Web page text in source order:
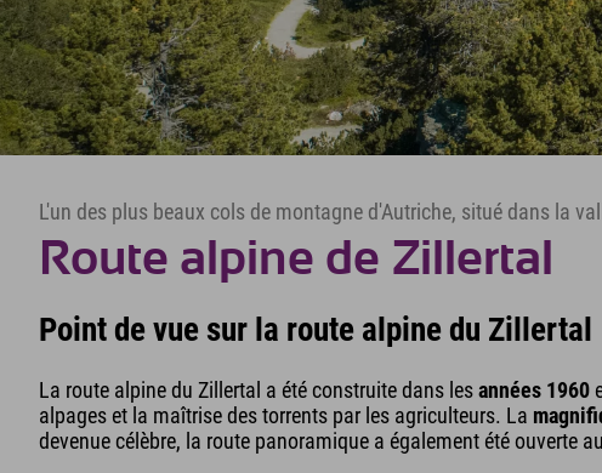
L'un des plus beaux cols de montagne d'Autriche, situé dans la
Route alpine de Zillertal
Point de vue sur la route alpine du Zillertal
La route alpine du Zillertal a été construite dans lesannées 1960
alpages et la maîtrise des torrents par les agriculteurs. La
devenue célèbre, la route panoramique a également été ouverte